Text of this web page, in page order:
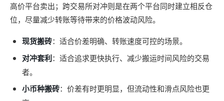
高价平台卖出；跨交易所对冲则是在两个平台同时建立相反仓
位，尽量减少转账等待带来的价格波动风险。
现货搬砖：适合价差明确、转账速度可控的场景。
对冲套利：适合追求更快执行、减少搬运时间风险的交易
者。
小币种搬砖：价差有时更明显，但流动性和滑点风险也更